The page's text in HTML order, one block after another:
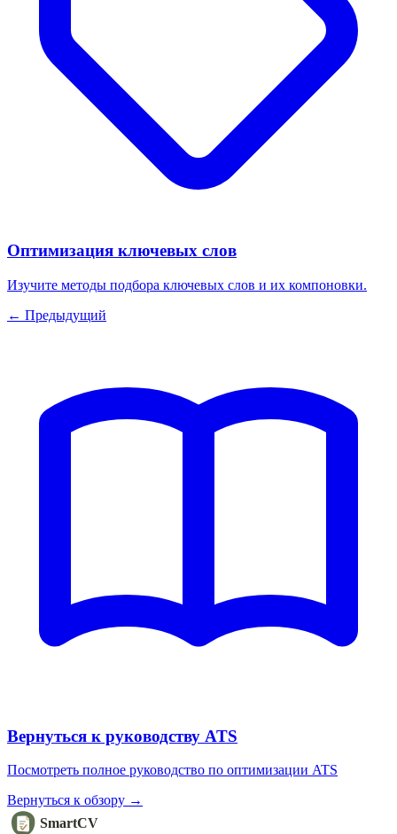
Оптимизация ключевых слов
Изучите методы подбора ключевых слов и их компоновки.
← Предыдущий
Вернуться к руководству ATS
Посмотреть полное руководство по оптимизации ATS
Вернуться к обзору →
SmartCV